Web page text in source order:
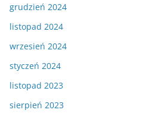
grudzień 2024
listopad 2024
wrzesień 2024
styczeń 2024
listopad 2023
sierpień 2023